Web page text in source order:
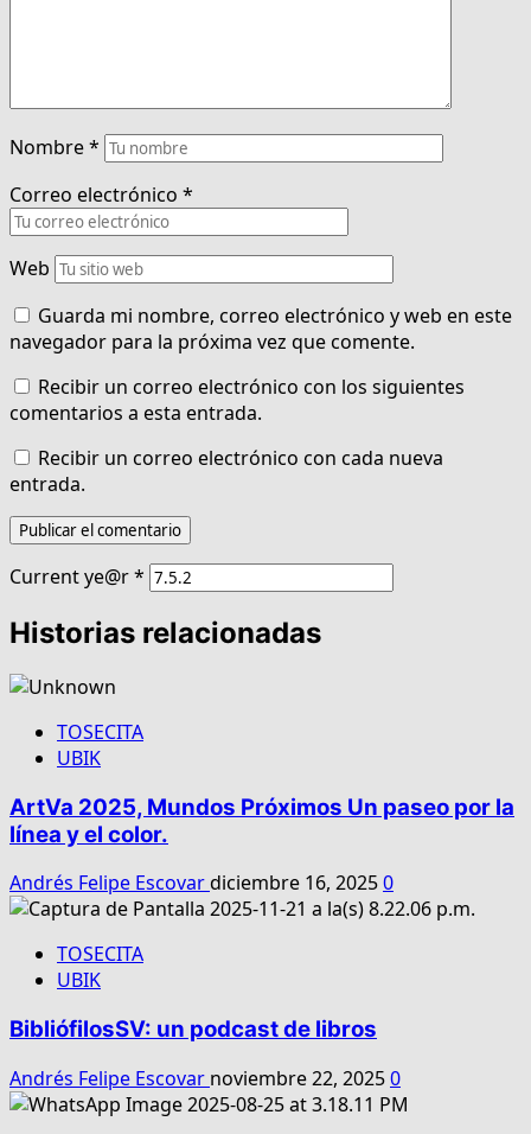
Nombre*
Correo electrónico *
Web
Guarda mi nombre, correo electrónico y web en este
navegador para la próxima vez que comente.
Recibir un correo electrónico con los siguientes
comentarios a esta entrada.
Recibir un correo electrónico con cada nueva
entrada.
Current ye@r*
Historias relacionadas
TOSECITA
UBIK
ArtVa 2025, Mundos Próximos Un paseo por la
línea y el color.
Andrés Felipe Escovardiciembre 16, 20250
TOSECITA
UBIK
BibliófilosSV: un podcast de libros
Andrés Felipe Escovar noviembre 22, 20250